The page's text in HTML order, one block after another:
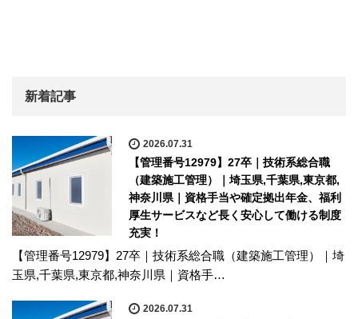
新着記事
2026.07.31
【管理番号12979】27卒｜技術系総合職
（建築施工管理）｜埼玉県,千葉県,東京都,
神奈川県｜資格手当や確定拠出年金、福利
厚生サービスなど長く安心して働ける制度
充実！
【管理番号12979】27卒｜技術系総合職（建築施工管理）｜埼
玉県,千葉県,東京都,神奈川県｜資格手…
2026.07.31